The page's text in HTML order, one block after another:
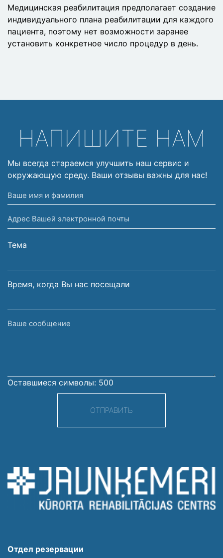
Медицинская реабилитация предполагает создание
индивидуального плана реабилитации для каждого
пациента, поэтому нет возможности заранее
установить конкретное число процедур в день.
НАПИШИТЕ НАМ
Мы всегда стараемся улучшить наш сервис и
окружающую среду. Ваши отзывы важны для нас!
Ваше
имя
и
фамилия
Адрес
Вашей
электронной
Тема
Время, когда Вы нас посещали
Ваше
Оставшиеся символы: 500
ОТПРАВИТЬ
Отдел резервации